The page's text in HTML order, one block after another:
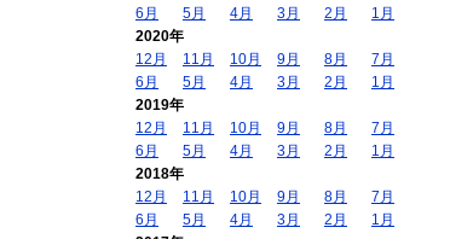
6月
5月 4月 3月 2月
1月
2020年
12月
11月 10月 9月 8月
7月
6月
5月 4月 3月 2月
1月
2019年
12月
11月 10月 9月 8月
7月
6月
5月 4月 3月 2月
1月
2018年
12月
11月 10月 9月 8月
7月
6月
5月 4月 3月 2月
1月